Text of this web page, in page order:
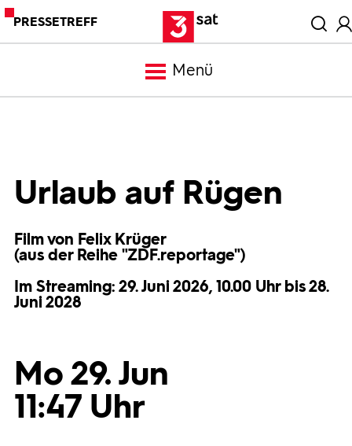
PRESSETREFF
Menü
Trailer
Programmwochen
Urlaub auf Rügen
Film von Felix Krüger
(aus der Reihe "ZDF.reportage")
Im Streaming: 29. Juni 2026, 10.00 Uhr bis 28.
Juni 2028
Mo 29. Jun
11:47 Uhr